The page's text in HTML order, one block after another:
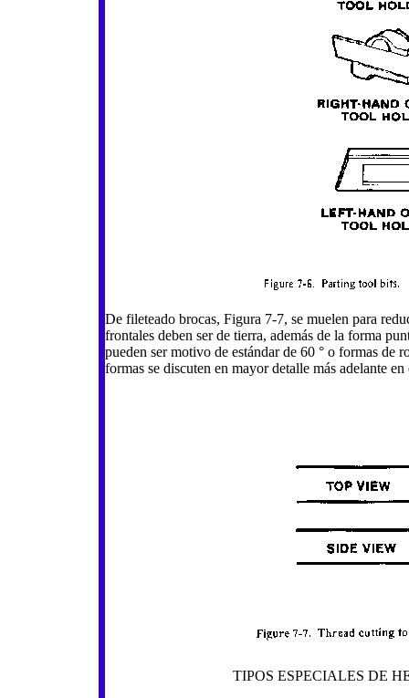
De fileteado brocas, Figura 7-7, se muelen para
frontales deben ser de tierra, además de la forma
pueden ser motivo de estándar de 60 ° o formas de
formas se discuten en mayor detalle más adelante en
TIPOS ESPECIALES DE